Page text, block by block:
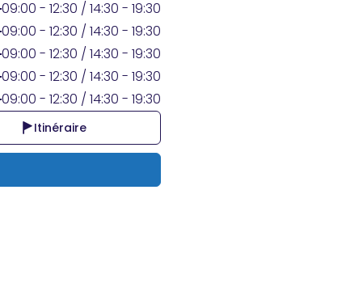
09:00 - 12:30 / 14:30 - 19:30
09:00 - 12:30 / 14:30 - 19:30
09:00 - 12:30 / 14:30 - 19:30
09:00 - 12:30 / 14:30 - 19:30
09:00 - 12:30 / 14:30 - 19:30
Itinéraire